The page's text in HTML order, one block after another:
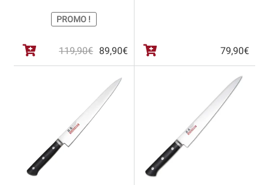
PROMO !
119,90€
Le
89,90€Le
79,90€